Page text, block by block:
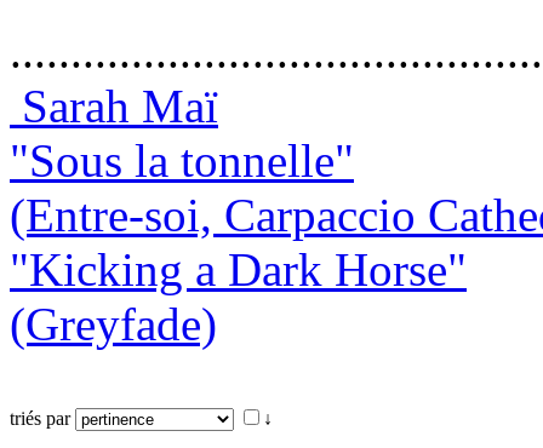
Sarah Maï
"Sous la tonnelle"
(Entre-soi, Carpaccio
"Kicking a Dark Horse"
(Greyfade)
triés par ↓